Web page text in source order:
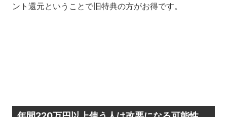
ント還元ということで旧特典の方がお得です。